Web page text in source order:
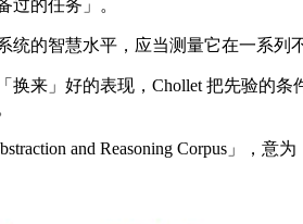
过的任务」。
智慧水平，应当测量它在一系列
」好的表现，Chollet 把先验的条件
and Reasoning Corpus」，意